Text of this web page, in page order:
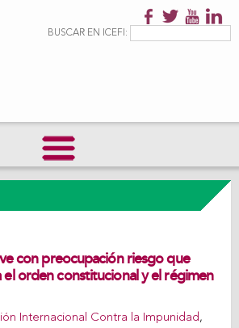
principalFormulario de
BUSCAR EN ICEFI:
con preocupación riesgo que
orden constitucional y el régimen
Internacional Contra la Impunidad,